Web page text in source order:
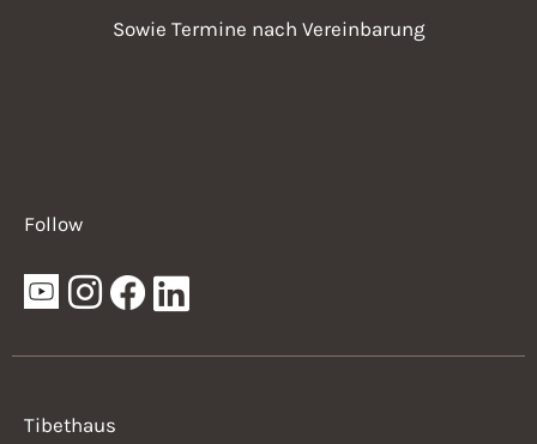
Sowie Termine nach Vereinbarung
Follow
Tibethaus